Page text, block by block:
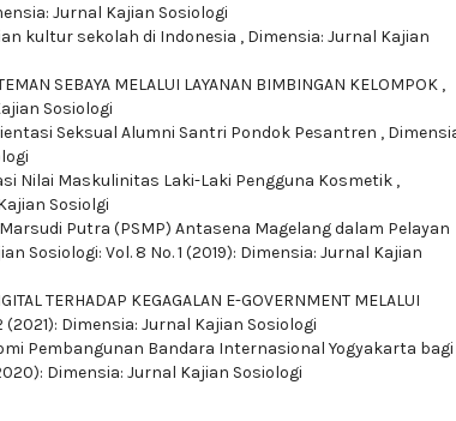
Jurnal Kajian Sosiologi
kultur sekolah di Indonesia , Dimensia: Jurnal Kajian
SEBAYA MELALUI LAYANAN BIMBINGAN KELOMPOK ,
Sosiologi
Seksual Alumni Santri Pondok Pesantren ,
Nilai Maskulinitas Laki-Laki Pengguna Kosmetik ,
Sosiolgi
Putra (PSMP) Antasena Magelang dalam Pelayan
Sosiologi: Vol. 8 No. 1 (2019): Dimensia: Jurnal Kajian
TERHADAP KEGAGALAN E-GOVERNMENT MELALUI
(2021): Dimensia: Jurnal Kajian Sosiologi
Pembangunan Bandara Internasional Yogyakarta bagi
Dimensia: Jurnal Kajian Sosiologi